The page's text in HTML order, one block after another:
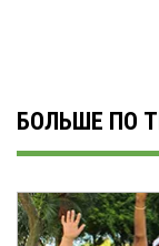
БОЛЬШЕ ПО